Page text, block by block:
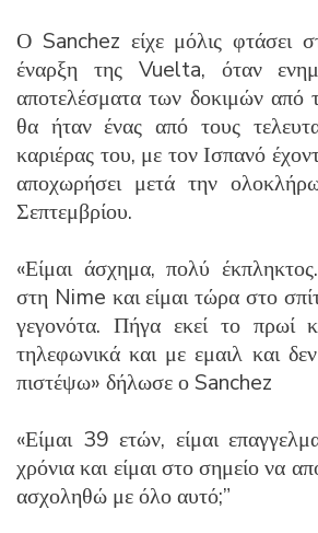
Ο Sanchez είχε μόλις φτάσει
έναρξη της Vuelta, όταν
αποτελέσματα των δοκιμών
θα ήταν ένας από τους
καριέρας του, με τον Ισπανό
αποχωρήσει μετά την
Σεπτεμβρίου.
«Είμαι άσχημα, πολύ
στη Nime και είμαι τώρα στο
γεγονότα. Πήγα εκεί το πρωί
τηλεφωνικά και με εμαιλ και
πιστέψω» δήλωσε ο Sanchez
«Είμαι 39 ετών, είμαι
χρόνια και είμαι στο σημείο να
ασχοληθώ με όλο αυτό;”